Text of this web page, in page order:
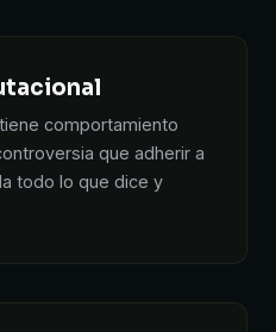
comportamiento
que adherir a
todo lo que dice y